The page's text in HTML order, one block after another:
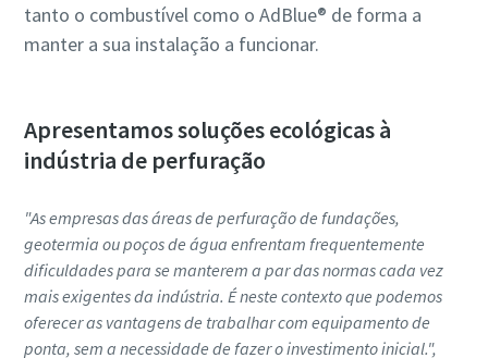
tanto o combustível como o AdBlue® de forma a
manter a sua instalação a funcionar.
Apresentamos soluções ecológicas à
indústria de perfuração
"As empresas das áreas de perfuração de fundações,
geotermia ou poços de água enfrentam frequentemente
dificuldades para se manterem a par das normas cada vez
mais exigentes da indústria. É neste contexto que podemos
oferecer as vantagens de trabalhar com equipamento de
ponta, sem a necessidade de fazer o investimento inicial.",